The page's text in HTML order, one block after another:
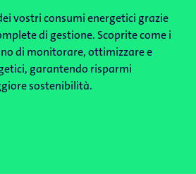
vostri consumi energetici grazie
di gestione. Scoprite come i
di monitorare, ottimizzare e
garantendo risparmi
sostenibilità.